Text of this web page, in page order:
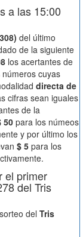
a las 15:00
del último
de la siguiente
los acertantes de
cuyas
directa de
cifras sean iguales
de la
50 para los númeos
y por último los
$ 5 para los
el primer
del Tris
del Tris